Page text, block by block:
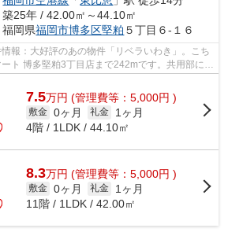
築25年 / 42.00㎡～44.10㎡
福岡県福岡市博多区堅粕 ５丁目６-１６
報：大好評のあの物件「リベラいわき」。こち
ト 博多堅粕3丁目店まで242mです。共用部には
場などが...
7.5万円 (管理費等：5,000円 )
敷金 0ヶ月 礼金
1ヶ月
4階 / 1LDK / 44.10㎡
8.3万円 (管理費等：5,000円 )
敷金 0ヶ月 礼金
1ヶ月
11階 / 1LDK / 42.00㎡